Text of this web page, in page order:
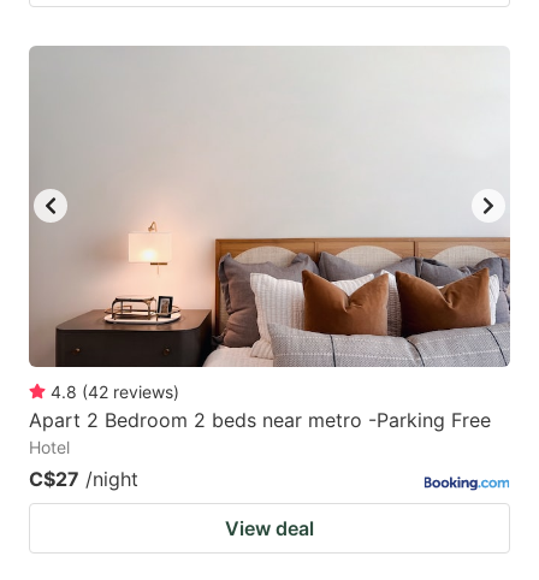
4.8 (42 reviews)
Apart 2 Bedroom 2 beds near metro -Parking Free
Hotel
C$27 /night
View deal